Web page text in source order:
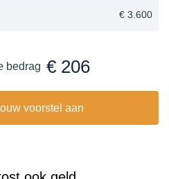
€ 3.600
bedrag € 206
voorstel aan